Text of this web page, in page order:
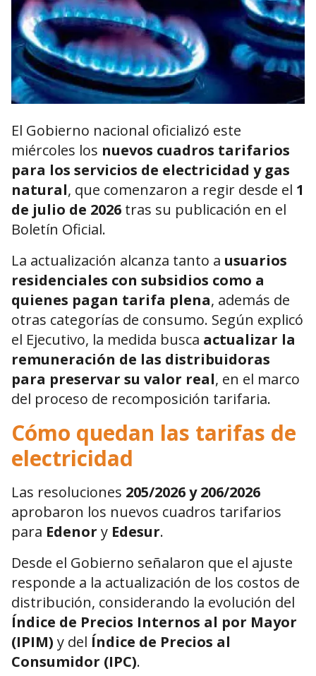
El Gobierno nacional oficializó este
miércoles los nuevos cuadros tarifarios
para los servicios de electricidad y gas
natural, que comenzaron a regir desde el 1
de julio de 2026 tras su publicación en el
Boletín Oficial.
La actualización alcanza tanto a usuarios
residenciales con subsidios como a
quienes pagan tarifa plena, además de
otras categorías de consumo. Según explicó
el Ejecutivo, la medida busca actualizar la
remuneración de las distribuidoras
para preservar su valor real, en el marco
del proceso de recomposición tarifaria.
Cómo quedan las tarifas de
electricidad
Las resoluciones 205/2026 y 206/2026
aprobaron los nuevos cuadros tarifarios
para Edenor y Edesur.
Desde el Gobierno señalaron que el ajuste
responde a la actualización de los costos de
distribución, considerando la evolución del
Índice de Precios Internos al por Mayor
(IPIM) y del Índice de Precios al
Consumidor (IPC).